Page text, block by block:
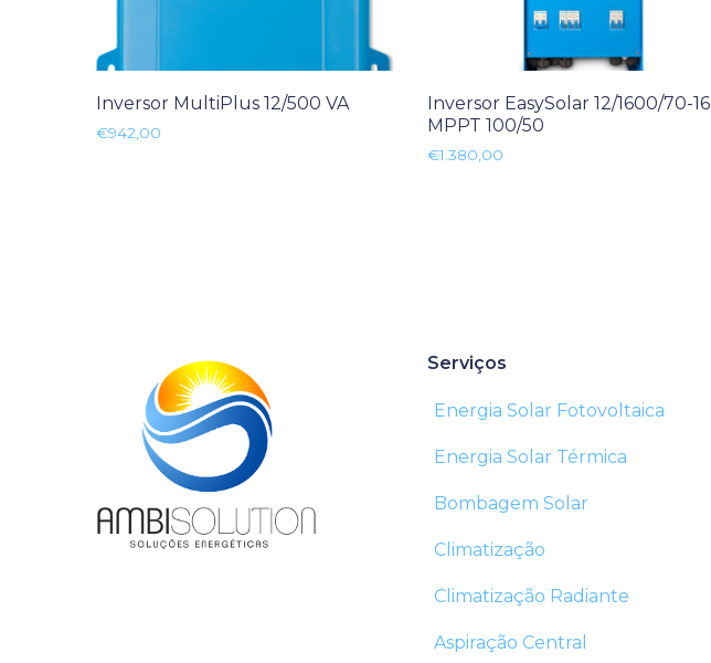
Inversor MultiPlus 12/500 VA
€942,00
Inversor EasySolar 12/1600/70-16
MPPT 100/50
€1.380,00
Serviços
Energia Solar Fotovoltaica
Energia Solar Térmica
Bombagem Solar
Climatização
Climatização Radiante
Aspiração Central